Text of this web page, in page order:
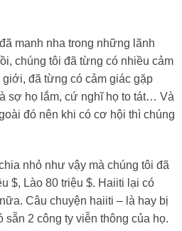
manh nha trong những lãnh
chúng tôi đã từng có nhiều cảm
đã từng có cảm giác gặp
sợ họ lắm, cứ nghĩ họ to tát… Và
đó nên khi có cơ hội thì chúng
nhỏ như vậy mà chúng tôi đã
$, Lào 80 triệu $. Haiiti lại có
Câu chuyện haiiti – là hay bị
sẵn 2 công ty viễn thông của họ.